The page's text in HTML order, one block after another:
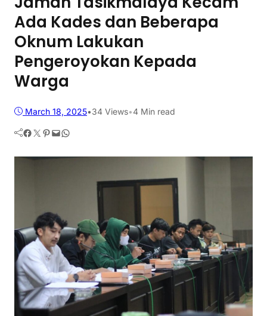
Ada Kades dan Beberapa
Oknum Lakukan
Pengeroyokan Kepada
Warga
March 18, 2025•34 Views•4 Min read
Facebook Twitter Pinterest Mail WhatsApp